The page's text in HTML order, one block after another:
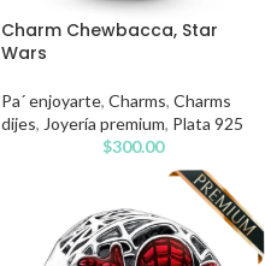
Charm Chewbacca, Star
Wars
Pa´ enjoyarte, Charms, Charms
dijes, Joyería premium, Plata 925
$300.00